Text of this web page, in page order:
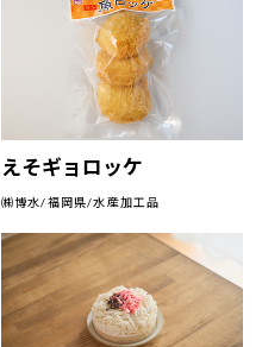
えそギョロッケ
㈱博水/福岡県/水産加工品